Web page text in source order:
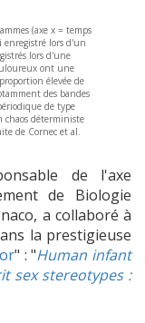
(axe x = temps
enregistré lors d'un
lors d'une
ont une
élevée de
des bandes
de type
chaos déterministe
de Cornec et al.
de l'axe
de Biologie
a collaboré à
la prestigieuse
" : "Human infant
sex stereotypes :